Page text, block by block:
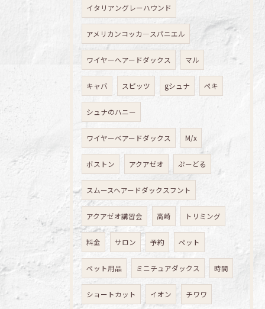
イタリアングレーハウンド
アメリカンコッカ―スパニエル
ワイヤーへアードダックス マル
キャバ スピッツ gシュナ ペキ
シュナのハニー
ワイヤーベアードダックス M/x
ボストン アクアゼオ ぷーどる
スムースヘアードダックスフント
アクアゼオ講習会 高崎 トリミング
料金 サロン 予約 ペット
ペット用品 ミニチュアダックス 時間
ショートカット イオン チワワ